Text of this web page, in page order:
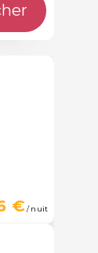
€/ nuit